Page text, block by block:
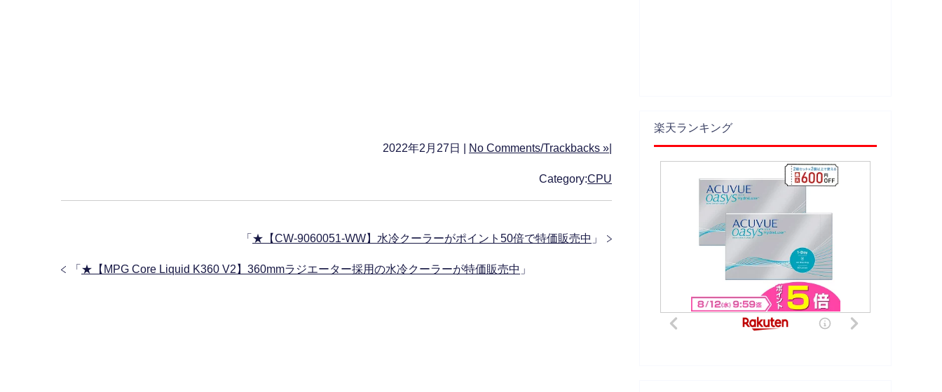
2022年2月27日 | No Comments/Trackbacks »
Category:CPU
「 ★【CW-9060051-WW】水冷クーラーがポイント50倍で特価販売中 」
「 ★【MPG Core Liquid K360 V2】360mmラジエーター採用の水冷クーラーが特価販売中 」
楽天ランキング